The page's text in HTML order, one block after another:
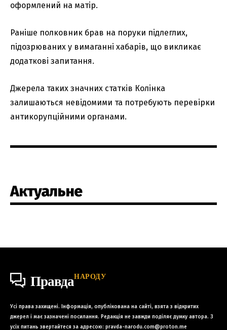
оформлений на матір.
Раніше полковник брав на поруки підлеглих,
підозрюваних у вимаганні хабарів, що викликає
додаткові запитання.
Джерела таких значних статків Колінка
залишаються невідомими та потребують перевірки
антикорупційними органами.
Актуальне
ПравдаНАРОДУ
Усі права захищені. Інформація, опублікована на сайті, взята з відкритих
джерел і має зазначені посилання. Редакція не завжди поділяє думку автора. З
усіх питань звертайтеся за адресою: pravda-narodu.com@proton.me